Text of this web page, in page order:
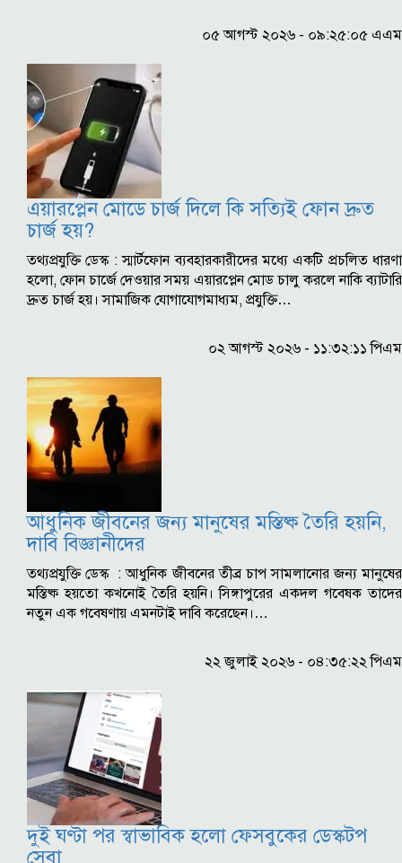
০৫ আগস্ট ২০২৬ - ০৯:২৫:০৫ এএম
এয়ারপ্লেন মোডে চার্জ দিলে কি সত্যিই ফোন দ্রুত
চার্জ হয়?
তথ্যপ্রযুক্তি ডেস্ক : স্মার্টফোন ব্যবহারকারীদের মধ্যে একটি প্রচলিত ধারণা
হলো, ফোন চার্জে দেওয়ার সময় এয়ারপ্লেন মোড চালু করলে নাকি ব্যাটারি
দ্রুত চার্জ হয়। সামাজিক যোগাযোগমাধ্যম, প্রযুক্তি…
০২ আগস্ট ২০২৬ - ১১:৩২:১১ পিএম
আধুনিক জীবনের জন্য মানুষের মস্তিষ্ক তৈরি হয়নি,
দাবি বিজ্ঞানীদের
তথ্যপ্রযুক্তি ডেস্ক : আধুনিক জীবনের তীব্র চাপ সামলানোর জন্য মানুষের
মস্তিষ্ক হয়তো কখনোই তৈরি হয়নি। সিঙ্গাপুরের একদল গবেষক তাদের
নতুন এক গবেষণায় এমনটাই দাবি করেছেন।…
২২ জুলাই ২০২৬ - ০৪:৩৫:২২ পিএম
দুই ঘণ্টা পর স্বাভাবিক হলো ফেসবুকের ডেস্কটপ
সেবা